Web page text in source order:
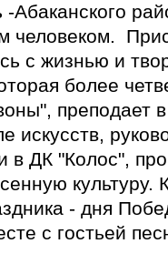
-Абаканского
человеком.
с жизнью и
более
преподает
искусств,
в ДК "Колос",
культуру.
- дня
с гостьей